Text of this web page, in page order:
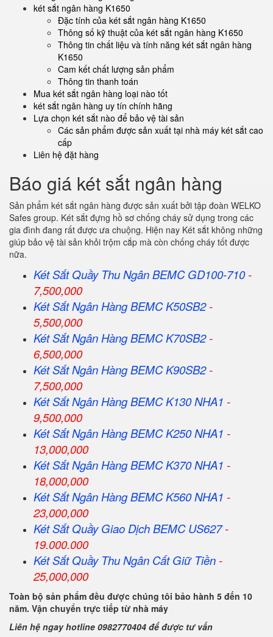
két sắt ngân hàng K1650
Đặc tính của két sắt ngân hàng K1650
Thông số kỹ thuật của két sắt ngân hàng K1650
Thông tin chất liệu và tính năng két sắt ngân hàng
K1650
Cam kết chất lượng sản phẩm
Thông tin thanh toán
Mua két sắt ngân hàng loại nào tốt
két sắt ngân hàng uy tín chính hãng
Lựa chọn két sắt nào để bảo vệ tài sản
Các sản phẩm được sản xuất tại nhà máy két sắt cao
cấp
Liên hệ đặt hàng
Báo giá két sắt ngân hàng
Sản phẩm két sắt ngân hàng được sản xuất bởi tập đoàn WELKO
Safes group. Két sắt đựng hồ sơ chống cháy sử dụng trong các
gia đình đang rất được ưa chuộng. Hiện nay Két sắt không những
giúp bảo vệ tài sản khỏi trộm cắp mà còn chống cháy tốt được
nữa.
Két Sắt Quầy Thu Ngân BEMC GD100-710-
7,500,000
Két Sắt Ngân Hàng BEMC K50SB2-
5,500,000
Két Sắt Ngân Hàng BEMC K70SB2-
6,500,000
Két Sắt Ngân Hàng BEMC K90SB2-
7,500,000
Két Sắt Ngân Hàng BEMC K130 NHA1 -
9,500,000
Két Sắt Ngân Hàng BEMC K250 NHA1 -
13,000,000
Két Sắt Ngân Hàng BEMC K370 NHA1 -
18,000,000
Két Sắt Ngân Hàng BEMC K560 NHA1 -
23,000,000
Két Sắt Quầy Giao Dịch BEMC US627-
19.000.000
Két Sắt Quầy Thu Ngân Cất Giữ Tiền -
25,000,000
Toàn bộ sản phẩm đều được chúng tôi bảo hành 5 đến 10
năm. Vận chuyển trực tiếp từ nhà máy
Liên hệ ngay hotline 0982770404 để được tư vấn